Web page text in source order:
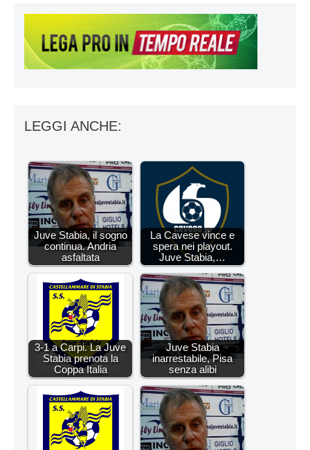
LEGGI ANCHE:
Juve Stabia, il sogno
continua. Andria
asfaltata
La Cavese vince e
spera nei playout.
Juve Stabia,…
3-1 a Carpi. La Juve
Stabia prenota la
Coppa Italia
Juve Stabia
inarrestabile, Pisa
senza alibi